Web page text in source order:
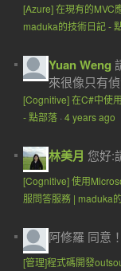
[Azure] 在現有的MVC
maduka的技術日記 -
Yuan Weng
來很像只有
[Cognitive] 在C#中使
- 點部落· 4 years ago
林美月 您好:
[Cognitive] 使用
服問答服務 | maduka
阿修羅 同意
[管理]程式碼開發